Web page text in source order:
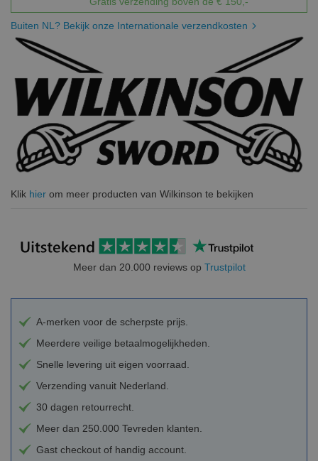
Buiten NL? Bekijk onze Internationale verzendkosten
Klik hier om meer producten van Wilkinson te bekijken
Meer dan 20.000 reviews op Trustpilot
A-merken voor de scherpste prijs.
Meerdere veilige betaalmogelijkheden.
Snelle levering uit eigen voorraad.
Verzending vanuit Nederland.
30 dagen retourrecht.
Meer dan 250.000 Tevreden klanten.
Gast checkout of handig account.